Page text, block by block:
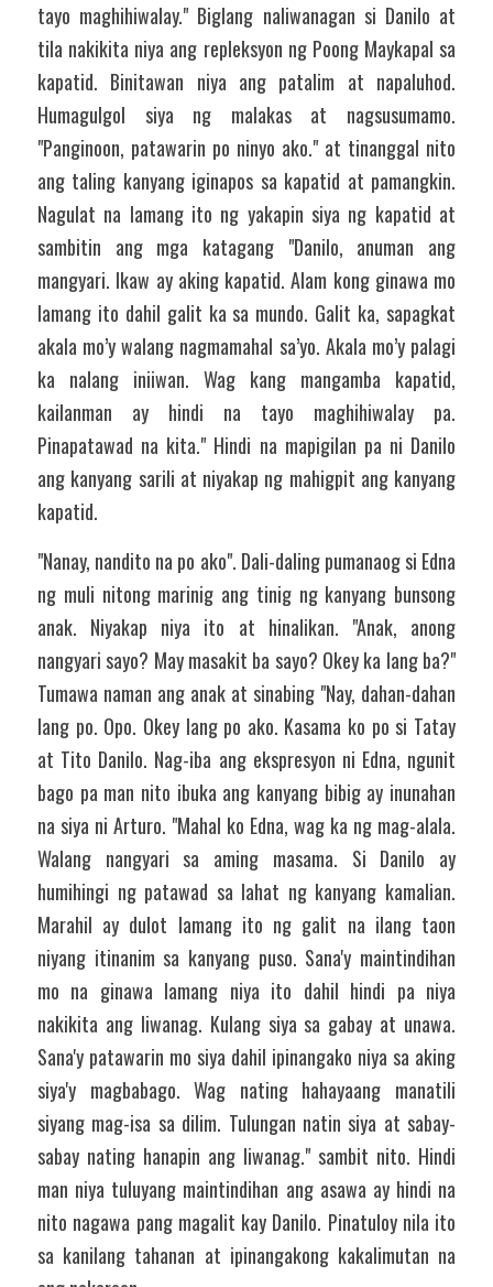
tayo maghihiwalay." Biglang naliwanagan si Danilo at
tila nakikita niya ang repleksyon ng Poong Maykapal sa
kapatid. Binitawan niya ang patalim at napaluhod.
Humagulgol siya ng malakas at nagsusumamo.
"Panginoon, patawarin po ninyo ako." at tinanggal nito
ang taling kanyang iginapos sa kapatid at pamangkin.
Nagulat na lamang ito ng yakapin siya ng kapatid at
sambitin ang mga katagang "Danilo, anuman ang
mangyari. Ikaw ay aking kapatid. Alam kong ginawa mo
lamang ito dahil galit ka sa mundo. Galit ka, sapagkat
akala mo’y walang nagmamahal sa’yo. Akala mo’y palagi
ka nalang iniiwan. Wag kang mangamba kapatid,
kailanman ay hindi na tayo maghihiwalay pa.
Pinapatawad na kita." Hindi na mapigilan pa ni Danilo
ang kanyang sarili at niyakap ng mahigpit ang kanyang
kapatid.
"Nanay, nandito na po ako". Dali-daling pumanaog si Edna
ng muli nitong marinig ang tinig ng kanyang bunsong
anak. Niyakap niya ito at hinalikan. "Anak, anong
nangyari sayo? May masakit ba sayo? Okey ka lang ba?"
Tumawa naman ang anak at sinabing "Nay, dahan-dahan
lang po. Opo. Okey lang po ako. Kasama ko po si Tatay
at Tito Danilo. Nag-iba ang ekspresyon ni Edna, ngunit
bago pa man nito ibuka ang kanyang bibig ay inunahan
na siya ni Arturo. "Mahal ko Edna, wag ka ng mag-alala.
Walang nangyari sa aming masama. Si Danilo ay
humihingi ng patawad sa lahat ng kanyang kamalian.
Marahil ay dulot lamang ito ng galit na ilang taon
niyang itinanim sa kanyang puso. Sana'y maintindihan
mo na ginawa lamang niya ito dahil hindi pa niya
nakikita ang liwanag. Kulang siya sa gabay at unawa.
Sana'y patawarin mo siya dahil ipinangako niya sa aking
siya'y magbabago. Wag nating hahayaang manatili
siyang mag-isa sa dilim. Tulungan natin siya at sabay-
sabay nating hanapin ang liwanag." sambit nito. Hindi
man niya tuluyang maintindihan ang asawa ay hindi na
nito nagawa pang magalit kay Danilo. Pinatuloy nila ito
sa kanilang tahanan at ipinangakong kakalimutan na